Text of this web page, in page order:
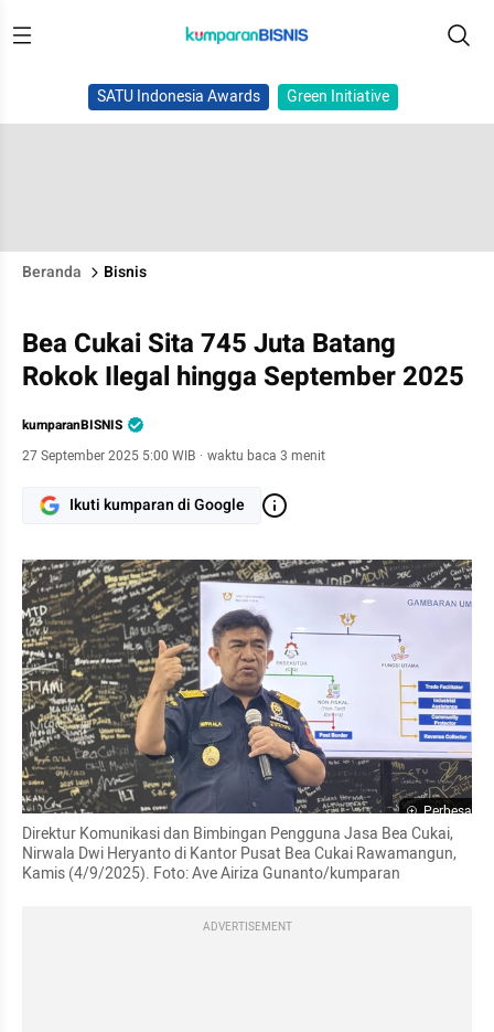
SATU Indonesia Awards Green Initiative
Beranda Bisnis
Bea Cukai Sita 745 Juta Batang
Rokok Ilegal hingga September 2025
kumparanBISNIS
27 September 2025 5:00 WIB · waktu baca 3 menit
Ikuti kumparan di Google
Perbesar
Direktur Komunikasi dan Bimbingan Pengguna Jasa Bea Cukai,
Nirwala Dwi Heryanto di Kantor Pusat Bea Cukai Rawamangun,
Kamis (4/9/2025). Foto: Ave Airiza Gunanto/kumparan
ADVERTISEMENT